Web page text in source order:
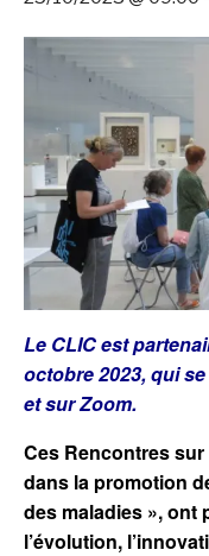
Le CLIC est
octobre 2023, qui
et sur Zoom.
Ces Rencontres
dans la promotion
des maladies »,
l’évolution,